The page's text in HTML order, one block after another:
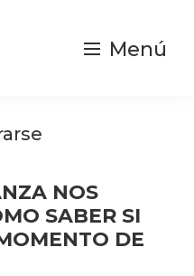
Menú
NOS
SABER SI
DE